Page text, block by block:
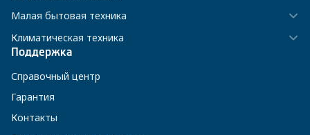
Малая бытовая техника
Климатическая техника
Поддержка
Справочный центр
Гарантия
Контакты